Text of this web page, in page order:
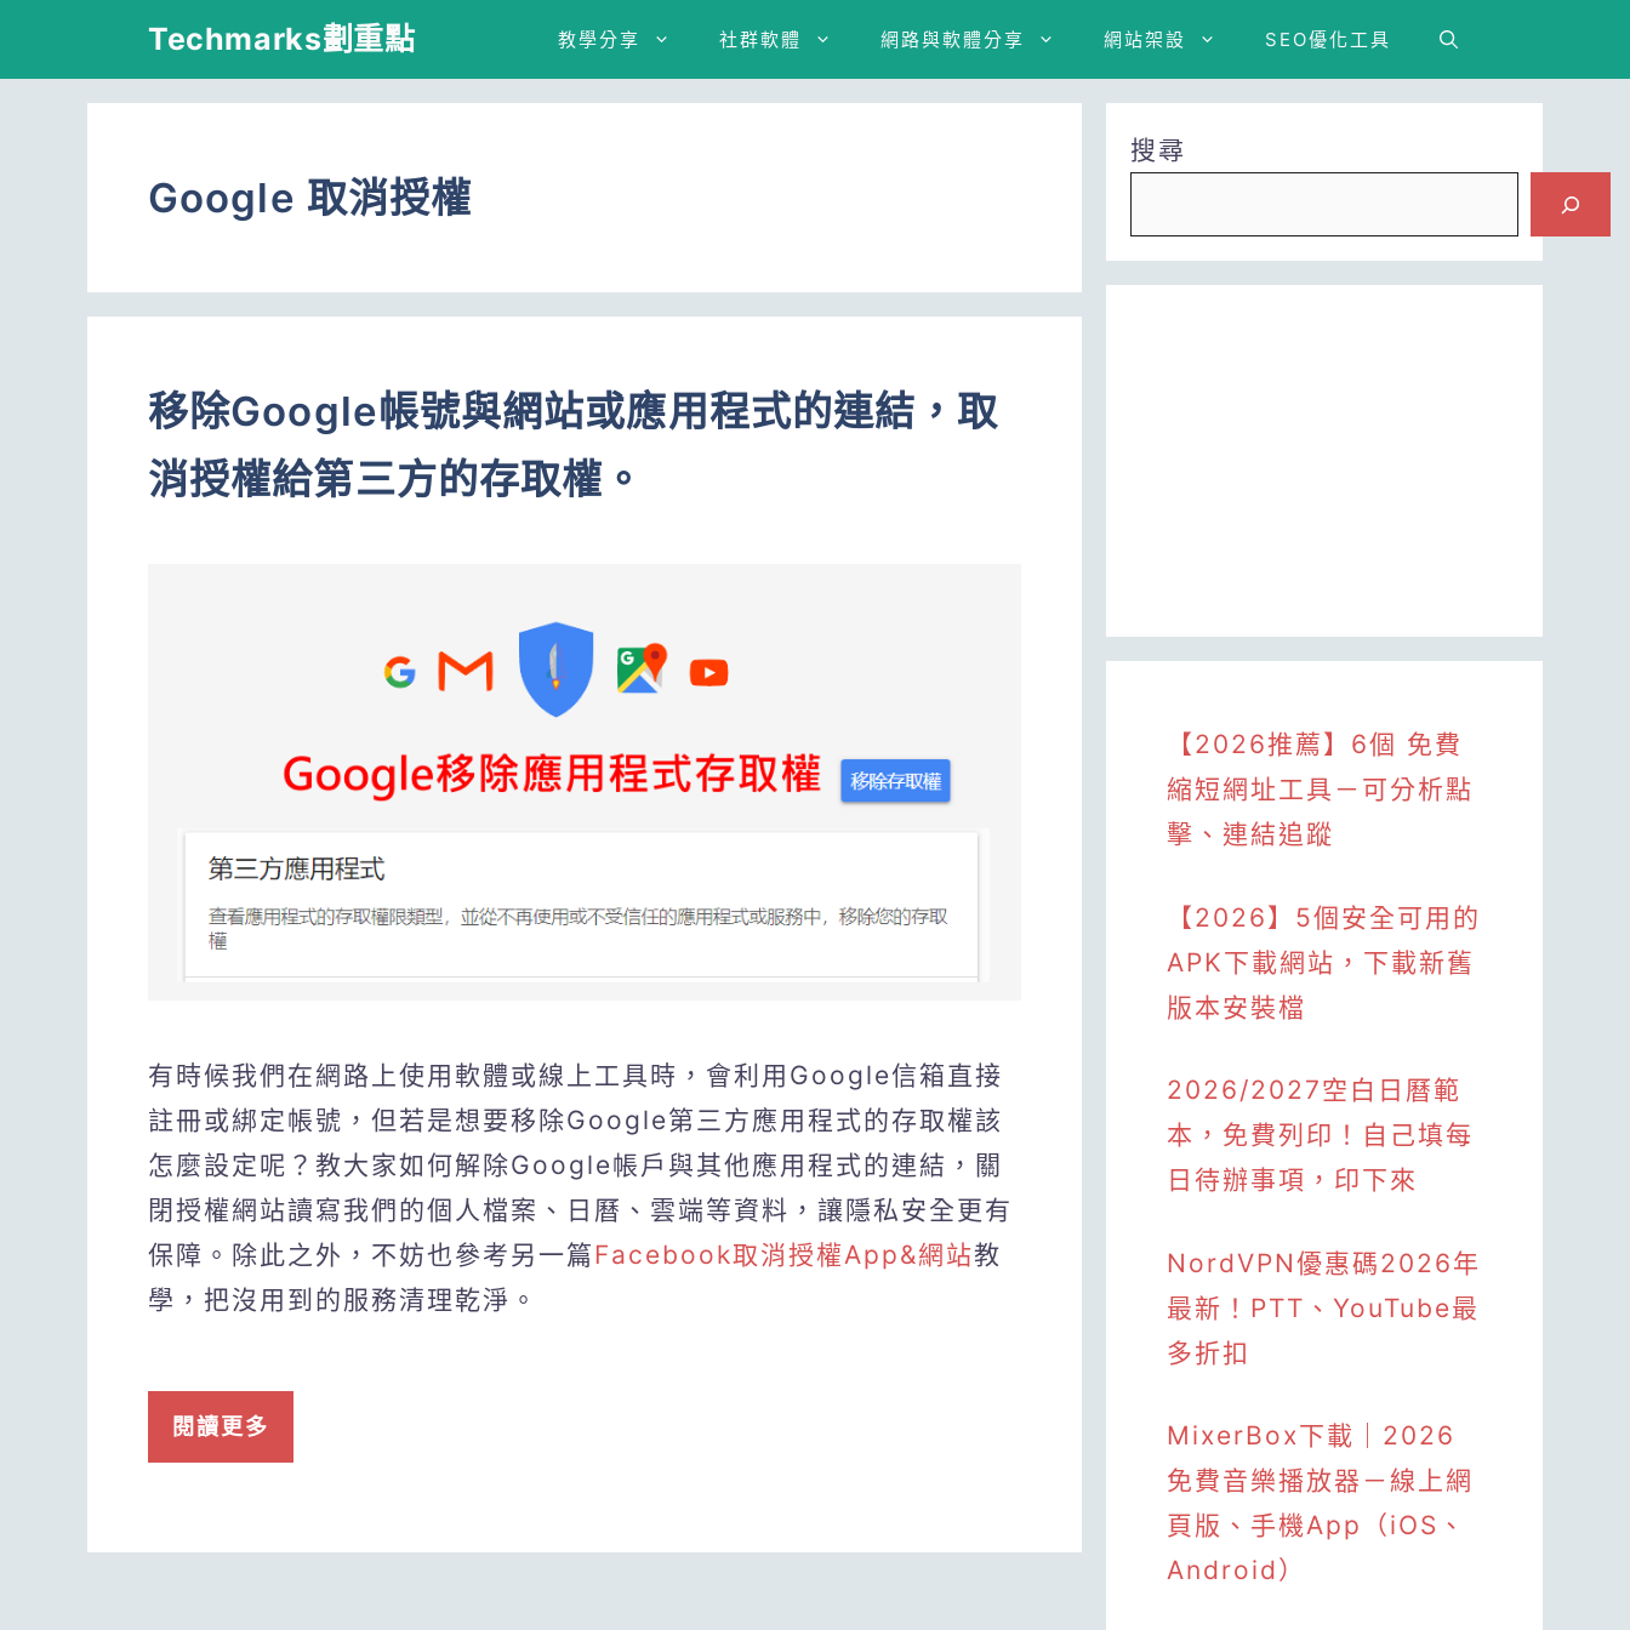
Techmarks劃重點 教學分享 社群軟體 網路與軟體分享 網站架設 SEO優化工具
Google 取消授權
移除Google帳號與網站或應用程式的連結，取
消授權給第三方的存取權。
有時候我們在網路上使用軟體或線上工具時，會利用Google信箱直接
註冊或綁定帳號，但若是想要移除Google第三方應用程式的存取權該
怎麼設定呢？教大家如何解除Google帳戶與其他應用程式的連結，關
閉授權網站讀寫我們的個人檔案、日曆、雲端等資料，讓隱私安全更有
保障。除此之外，不妨也參考另一篇Facebook取消授權App&網站教
學，把沒用到的服務清理乾淨。
閱讀更多
搜尋
【2026推薦】6個 免費
縮短網址工具－可分析點
擊、連結追蹤
【2026】5個安全可用的
APK下載網站，下載新舊
版本安裝檔
2026/2027空白日曆範
本，免費列印！自己填每
日待辦事項，印下來
NordVPN優惠碼2026年
最新！PTT、YouTube最
多折扣
MixerBox下載｜2026
免費音樂播放器－線上網
頁版、手機App（iOS、
Android）